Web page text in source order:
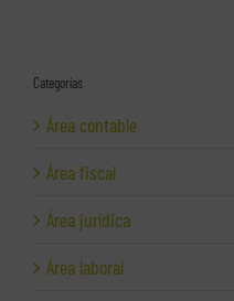
Categorías
Área contable
Área fiscal
Área jurídica
Área laboral